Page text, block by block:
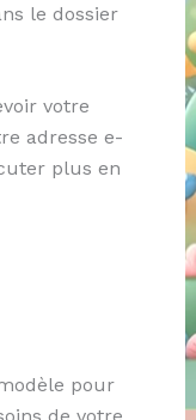
le dossier
votre
adresse e-
plus en
pour